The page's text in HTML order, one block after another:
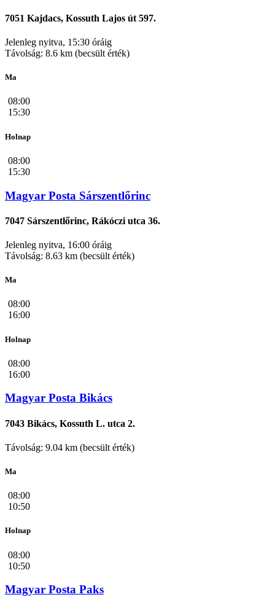
7051 Kajdacs, Kossuth Lajos út 597.
Jelenleg nyitva, 15:30 óráig
Távolság: 8.6 km (becsült érték)
Ma
08:00
15:30
Holnap
08:00
15:30
Magyar Posta Sárszentlőrinc
7047 Sárszentlőrinc, Rákóczi utca 36.
Jelenleg nyitva, 16:00 óráig
Távolság: 8.63 km (becsült érték)
Ma
08:00
16:00
Holnap
08:00
16:00
Magyar Posta Bikács
7043 Bikács, Kossuth L. utca 2.
Távolság: 9.04 km (becsült érték)
Ma
08:00
10:50
Holnap
08:00
10:50
Magyar Posta Paks